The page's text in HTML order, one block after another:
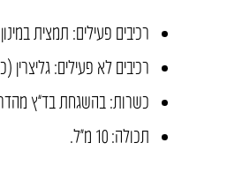
רכיבים פעילים: תמצית
רכיבים לא פעילים:גליצרין (
כשרות: בהשגחת בד”ץ
תכולה: 10 מ״ל.